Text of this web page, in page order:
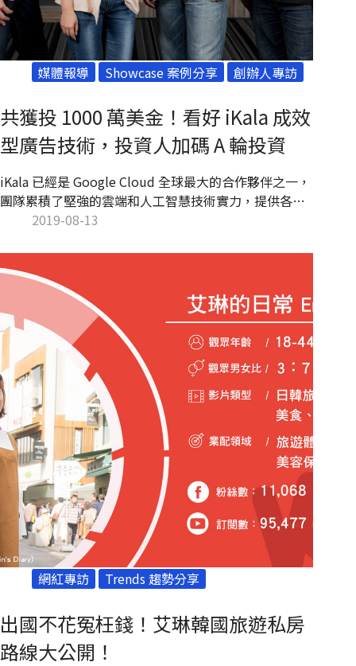
媒體報導 Showcase 案例分享 創辦人專訪
共獲投 1000 萬美金！看好 iKala 成效
型廣告技術，投資人加碼 A 輪投資
iKala 已經是 Google Cloud 全球最大的合作夥伴之一，
團隊累積了堅強的雲端和人工智慧技術實力，提供各種
雲端及人工智慧解決方案給企業客戶。如今 iKala 正進
產品 (performance-based ad tech)，解決廣告界目前
面臨的重要問題。
2019-08-13
網紅專訪 Trends 趨勢分享
出國不花冤枉錢！艾琳韓國旅遊私房
路線大公開！